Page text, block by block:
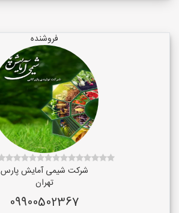
فروشنده
شرکت شیمی آمایش پارس
تهران
09900502367